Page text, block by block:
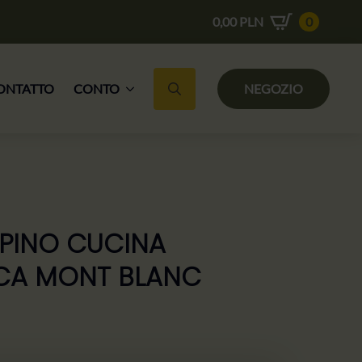
0,00 PLN 0
CONTO
Ricerca per:
NEGOZIO
CUCINA
MONT BLANC